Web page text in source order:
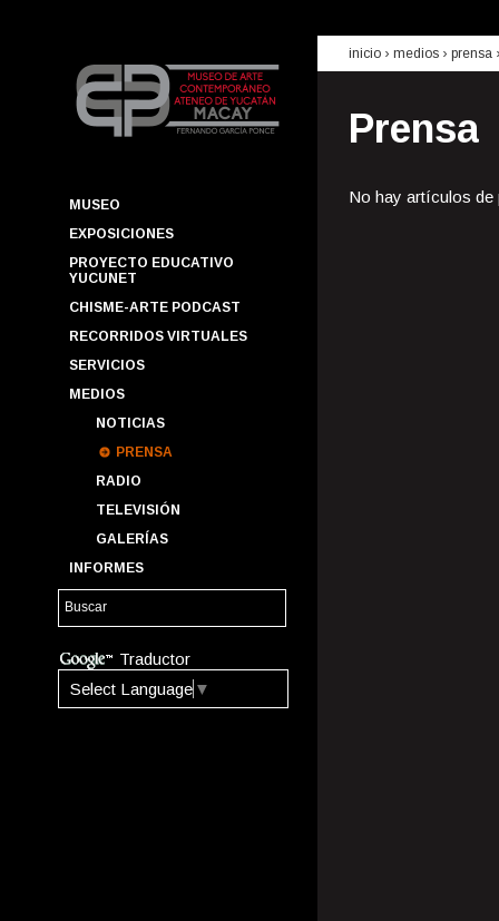
MUSEO
EXPOSICIONES
PROYECTO EDUCATIVO
YUCUNET
CHISME-ARTE PODCAST
RECORRIDOS VIRTUALES
SERVICIOS
MEDIOS
NOTICIAS
PRENSA
RADIO
TELEVISIÓN
GALERÍAS
INFORMES
Traductor
Select Language ▼
inicio › medios › prensa
Prensa
No hay artículos de